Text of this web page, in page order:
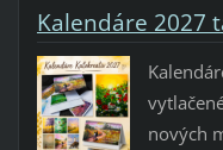
Kalendáre 2027
nových